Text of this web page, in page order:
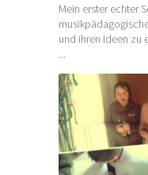
Mein erster echter
und ihren Ideen zu
...